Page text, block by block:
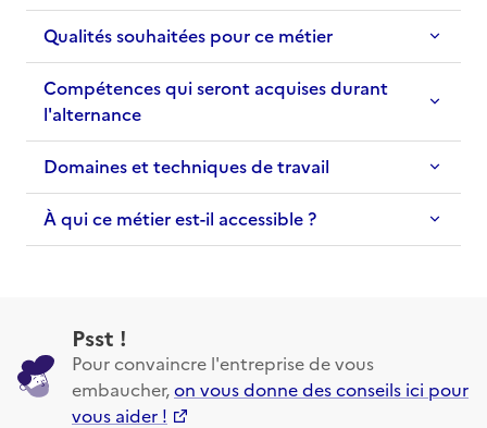
Qualités souhaitées pour ce métier
Compétences qui seront acquises durant
l'alternance
Domaines et techniques de travail
À qui ce métier est-il accessible ?
Psst !
Pour convaincre l'entreprise de vous
embaucher,on vous donne des conseils ici pour
vous aider !